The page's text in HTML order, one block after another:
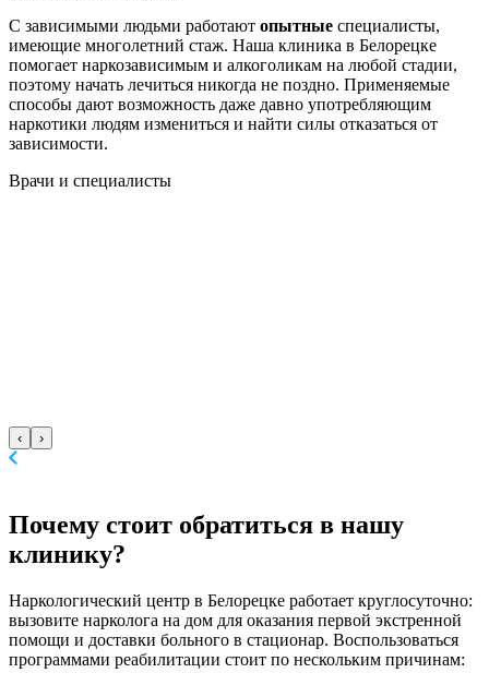
С зависимыми людьми работают опытные специалисты,
имеющие многолетний стаж. Наша клиника в Белорецке
помогает наркозависимым и алкоголикам на любой стадии,
поэтому начать лечиться никогда не поздно. Применяемые
способы дают возможность даже давно употребляющим
наркотики людям измениться и найти силы отказаться от
зависимости.
Врачи и специалисты
‹ ›
Почему стоит обратиться в нашу
клинику?
Наркологический центр в Белорецке работает круглосуточно:
вызовите нарколога на дом для оказания первой экстренной
помощи и доставки больного в стационар. Воспользоваться
программами реабилитации стоит по нескольким причинам: